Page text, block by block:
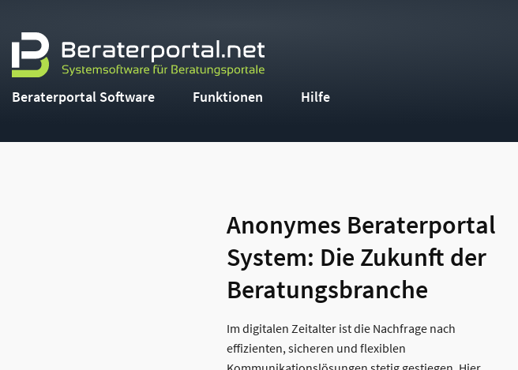
Beraterportal Software Funktionen Hilfe
Anonymes Beraterportal
System: Die Zukunft der
Beratungsbranche
Im digitalen Zeitalter ist die Nachfrage nach
effizienten, sicheren und flexiblen